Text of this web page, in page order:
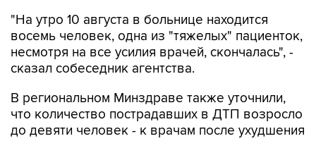
несмотря на все усилия врачей, скончалась", -
сказал собеседник агентства.
В региональном Минздраве также уточнили,
до девяти человек - к врачам после ухудшения
самочувствия обратилась еще одна женщина,
которая ранее отказалась от медицинской